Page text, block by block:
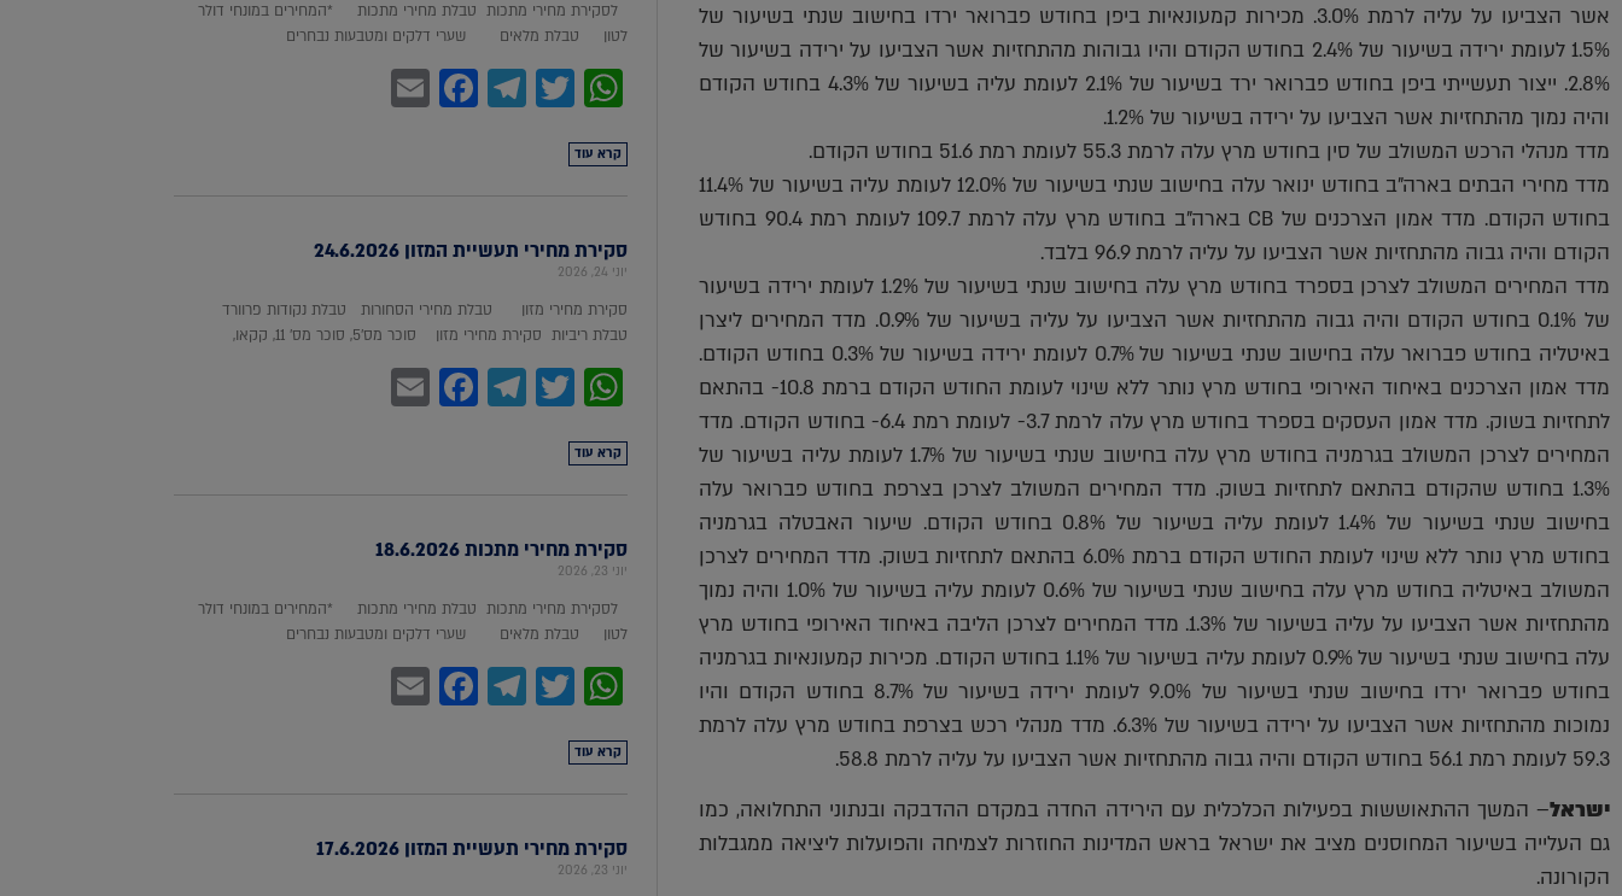
אשר הצביעו על עליה לרמת 3.0%. מכירות קמעונאיות ביפן בחודש פברואר ירדו בחישוב שנתי בשיעור של
1.5% לעומת ירידה בשיעור של 2.4% בחודש הקודם והיו גבוהות מהתחזיות אשר הצביעו על ירידה בשיעור של
2.8%. ייצור תעשייתי ביפן בחודש פברואר ירד בשיעור של 2.1% לעומת עליה בשיעור של 4.3% בחודש הקודם
והיה נמוך מהתחזיות אשר הצביעו על ירידה בשיעור של 1.2%.
מדד מנהלי הרכש המשולב של סין בחודש מרץ עלה לרמת 55.3 לעומת רמת 51.6 בחודש הקודם.
מדד מחירי הבתים בארה"ב בחודש ינואר עלה בחישוב שנתי בשיעור של 12.0% לעומת עליה בשיעור של 11.4%
בחודש הקודם. מדד אמון הצרכנים של CB בארה"ב בחודש מרץ עלה לרמת 109.7 לעומת רמת 90.4 בחודש
הקודם והיה גבוה מהתחזיות אשר הצביעו על עליה לרמת 96.9 בלבד.
מדד המחירים המשולב לצרכן בספרד בחודש מרץ עלה בחישוב שנתי בשיעור של 1.2% לעומת ירידה בשיעור
של 0.1% בחודש הקודם והיה גבוה מהתחזיות אשר הצביעו על עליה בשיעור של 0.9%. מדד המחירים ליצרן
באיטליה בחודש פברואר עלה בחישוב שנתי בשיעור של 0.7% לעומת ירידה בשיעור של 0.3% בחודש הקודם.
מדד אמון הצרכנים באיחוד האירופי בחודש מרץ נותר ללא שינוי לעומת החודש הקודם ברמת 10.8- בהתאם
לתחזיות בשוק. מדד אמון העסקים בספרד בחודש מרץ עלה לרמת 3.7- לעומת רמת 6.4- בחודש הקודם. מדד
המחירים לצרכן המשולב בגרמניה בחודש מרץ עלה בחישוב שנתי בשיעור של 1.7% לעומת עליה בשיעור של
1.3% בחודש שהקודם בהתאם לתחזיות בשוק. מדד המחירים המשולב לצרכן בצרפת בחודש פברואר עלה
בחישוב שנתי בשיעור של 1.4% לעומת עליה בשיעור של 0.8% בחודש הקודם. שיעור האבטלה בגרמניה
בחודש מרץ נותר ללא שינוי לעומת החודש הקודם ברמת 6.0% בהתאם לתחזיות בשוק. מדד המחירים לצרכן
המשולב באיטליה בחודש מרץ עלה בחישוב שנתי בשיעור של 0.6% לעומת עליה בשיעור של 1.0% והיה נמוך
מהתחזיות אשר הצביעו על עליה בשיעור של 1.3%. מדד המחירים לצרכן הליבה באיחוד האירופי בחודש מרץ
עלה בחישוב שנתי בשיעור של 0.9% לעומת עליה בשיעור של 1.1% בחודש הקודם. מכירות קמעונאיות בגרמניה
בחודש פברואר ירדו בחישוב שנתי בשיעור של 9.0% לעומת ירידה בשיעור של 8.7% בחודש הקודם והיו
נמוכות מהתחזיות אשר הצביעו על ירידה בשיעור של 6.3%. מדד מנהלי רכש בצרפת בחודש מרץ עלה לרמת
59.3 לעומת רמת 56.1 בחודש הקודם והיה גבוה מהתחזיות אשר הצביעו על עליה לרמת 58.8.
ישראל– המשך ההתאוששות בפעילות הכלכלית עם הירידה החדה במקדם ההדבקה ובנתוני התחלואה, כמו
גם העלייה בשיעור המחוסנים מציב את ישראל בראש המדינות החוזרות לצמיחה והפועלות ליציאה ממגבלות
הקורונה.
לסקירת מחירי מתכות טבלת מחירי מתכות *המחירים במונחי דולר
לטון טבלת מלאים שערי דלקים ומטבעות נבחרים
WhatsApp
Twitter
Telegram
Facebook
Email
קרא עוד
סקירת מחירי תעשיית המזון 24.6.2026
יוני 24, 2026
סקירת מחירי מזון טבלת מחירי הסחורות טבלת נקודות פרוורד
טבלת ריביות סקירת מחירי מזון סוכר מס'5, סוכר מס' 11, קקאו,
WhatsApp
Twitter
Telegram
Facebook
Email
קרא עוד
סקירת מחירי מתכות 18.6.2026
יוני 23, 2026
לסקירת מחירי מתכות טבלת מחירי מתכות *המחירים במונחי דולר
לטון טבלת מלאים שערי דלקים ומטבעות נבחרים
WhatsApp
Twitter
Telegram
Facebook
Email
קרא עוד
סקירת מחירי תעשיית המזון 17.6.2026
יוני 23, 2026